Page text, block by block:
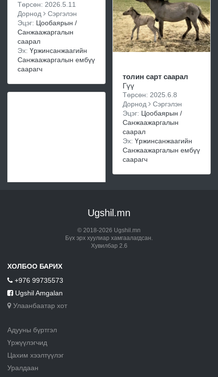
Төрсөн: 2026.5.11
Дорнод
Сэргэлэн
Эцэг: Цообаярын /
Санжаажаргалын
саарал
Эх: Үржинсанжаагийн
Санжаажаргалын ембүү
саарагч
толин сарт саарал
Гүү
Төрсөн: 2025.6.8
Дорнод
Сэргэлэн
Эцэг: Цообаярын /
Санжаажаргалын
саарал
Эх: Үржинсанжаагийн
Санжаажаргалын ембүү
саарагч
Ugshil.mn
© 2018-2026 Ugshil.mn
Бүх эрх хуулиар хамгаалагдсан.
Хувилбар 2.6
ХОЛБОО БАРИХ
+976 99735573
Ugshil Amgalan
Улаанбаатар хот
Адууны бүртгэл
Үржүүлэгчид
Цахим хээлтүүлэг
Уралдаан